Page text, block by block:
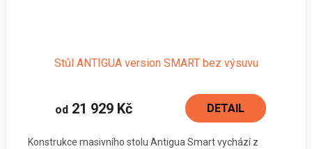
Stůl ANTIGUA version SMART bez výsuvu
od 21 929 Kč DETAIL
Konstrukce masivního stolu Antigua Smart vychází z